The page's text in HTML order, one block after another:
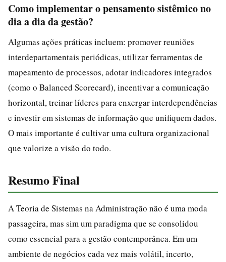
Como implementar o pensamento sistêmico no
dia a dia da gestão?
Algumas ações práticas incluem: promover reuniões
interdepartamentais periódicas, utilizar ferramentas de
mapeamento de processos, adotar indicadores integrados
(como o Balanced Scorecard), incentivar a comunicação
horizontal, treinar líderes para enxergar interdependências
e investir em sistemas de informação que unifiquem dados.
O mais importante é cultivar uma cultura organizacional
que valorize a visão do todo.
Resumo Final
A Teoria de Sistemas na Administração não é uma moda
passageira, mas sim um paradigma que se consolidou
como essencial para a gestão contemporânea. Em um
ambiente de negócios cada vez mais volátil, incerto,